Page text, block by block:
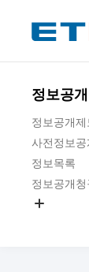
정보공개
정보공개제
사전정보공
정보목록
정보공개청